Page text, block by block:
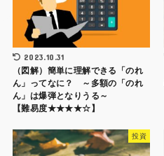
2023.10.31
（図解）簡単に理解できる「のれ
ん」ってなに？ ～多額の「のれ
ん」は爆弾となりうる～
【難易度★★★★☆】
投資